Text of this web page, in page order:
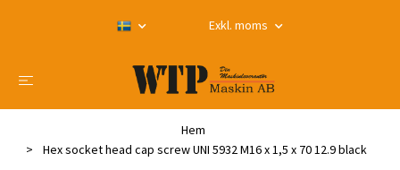
Exkl. moms
Hem
Hex socket head cap screw UNI 5932 M16 x 1,5 x 70 12.9 black